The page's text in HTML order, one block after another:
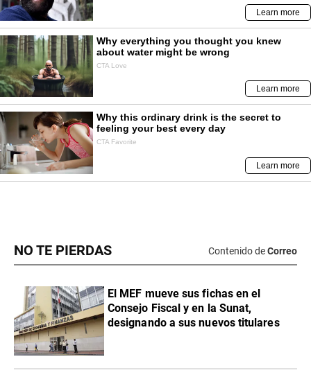
NO TE PIERDAS Contenido deCorreo
El MEF mueve sus fichas en el
Consejo Fiscal y en la Sunat,
designando a sus nuevos titulares